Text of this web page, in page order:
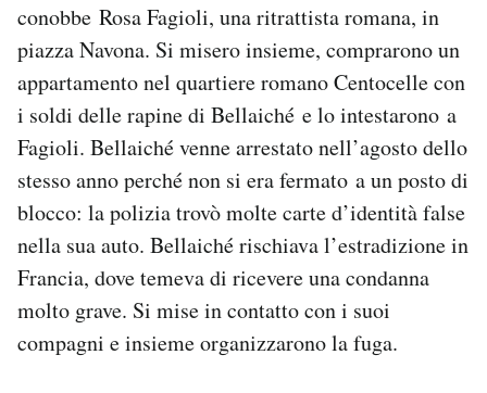
conobbe Rosa Fagioli, una ritrattista romana, in
piazza Navona. Si misero insieme, comprarono un
appartamento nel quartiere romano Centocelle con
i soldi delle rapine di Bellaiché e lo intestarono a
Fagioli. Bellaiché venne arrestato nell’agosto dello
stesso anno perché non si era fermato a un posto di
blocco: la polizia trovò molte carte d’identità false
nella sua auto. Bellaiché rischiava l’estradizione in
Francia, dove temeva di ricevere una condanna
molto grave. Si mise in contatto con i suoi
compagni e insieme organizzarono la fuga.